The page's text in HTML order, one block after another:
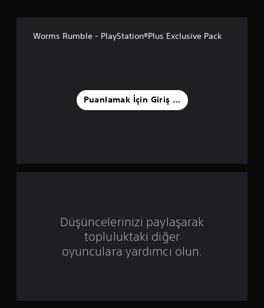
m
a
ı
i
Worms Rumble - PlayStation®Plus Exclusive Pack
Puanlamak İçin Giriş Yapın
Düşüncelerinizi paylaşarak
topluluktaki diğer
oyunculara yardımcı olun.